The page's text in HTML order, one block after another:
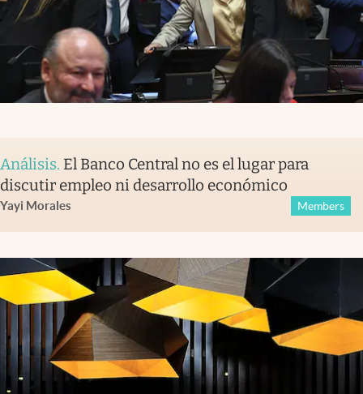
Análisis. El Banco Central no es el lugar para
discutir empleo ni desarrollo económico
Yayi Morales Members